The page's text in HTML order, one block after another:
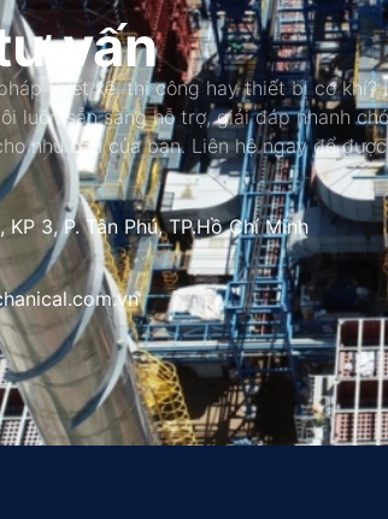
vấn
thiết kế, thi công hay thiết bị cơ khí?
luôn sẵn sàng hỗ trợ, giải đáp nhanh
nhu cầu của bạn. Liên hệ ngay để
3, P. Tân Phú, TP.Hồ Chí Minh